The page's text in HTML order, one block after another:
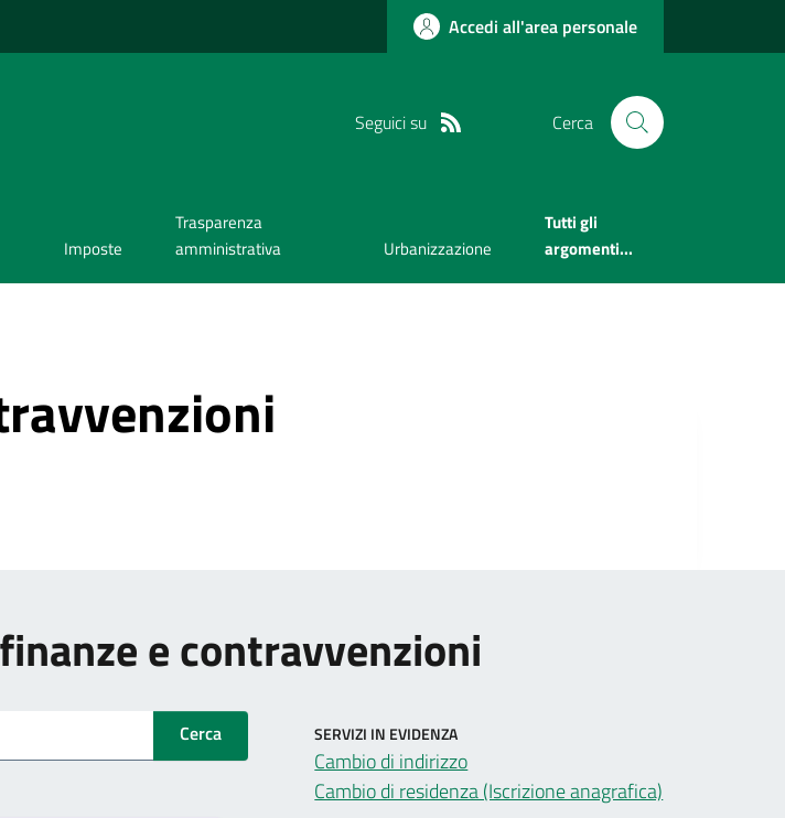
Accedi all'area personale
Seguici su Cerca
Imposte
Trasparenza
amministrativa
Urbanizzazione
Tutti gli
argomenti...
e contravvenzioni
Cerca SERVIZI IN EVIDENZA
Cambio di indirizzo
Cambio di residenza (Iscrizione anagrafica)